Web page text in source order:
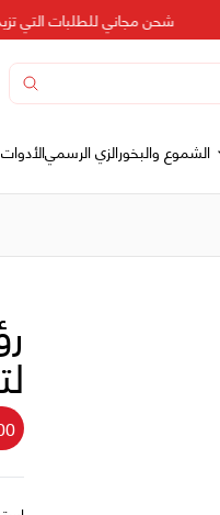
شحن مجاني للطلبات التي تزيد عن
الشموع والبخورالزي الرسمي